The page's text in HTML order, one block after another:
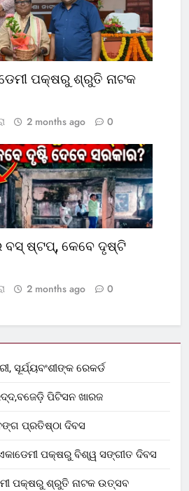
ପକ୍ଷରୁ ଶ୍ରୁତି ନାଟକ
2 months ago 0
ବସ୍‌ ଷ୍ଟପ୍‌, କେବେ ଦୃଷ୍ଟି
2 months ago 0
ସୂର୍ଯ୍ୟବଂଶୀଙ୍କ ରେକର୍ଡ
ପିଟିସନ ଖାରଜ
ପ୍ରତିଷ୍ଠା ଦିବସ
ପକ୍ଷରୁ ବିଶ୍ୱ ସଙ୍ଗୀତ ଦିବସ
ପକ୍ଷରୁ ଶ୍ରୁତି ନାଟକ ଉତ୍ସବ